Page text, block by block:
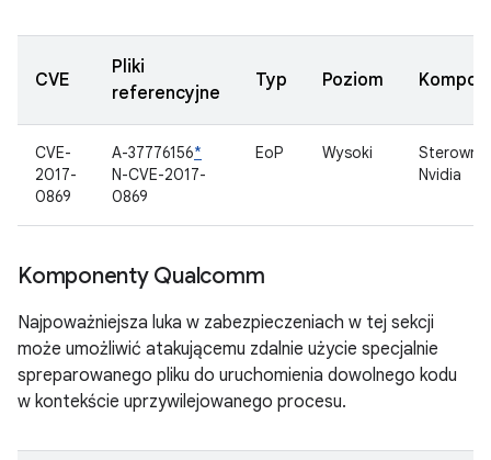
CVE
Pliki
referencyjne
Typ Poziom
CVE-
2017-
0869
A-37776156*
N-CVE-2017-
0869
EoP Wysoki
Sterownik
Nvidia
Komponenty Qualcomm
Najpoważniejsza luka w zabezpieczeniach w tej sekcji
może umożliwić atakującemu zdalnie użycie specjalnie
spreparowanego pliku do uruchomienia dowolnego kodu
w kontekście uprzywilejowanego procesu.